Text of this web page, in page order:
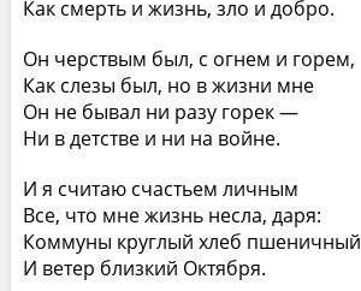
Как смерть и жизнь, зло и добро.
Он черствым был, с огнем и горем,
Как слезы был, но в жизни мне
Он не бывал ни разу горек —
Ни в детстве и ни на войне.
И я считаю счастьем личным
Все, что мне жизнь несла, даря:
Коммуны круглый хлеб пшеничный
И ветер близкий Октября.